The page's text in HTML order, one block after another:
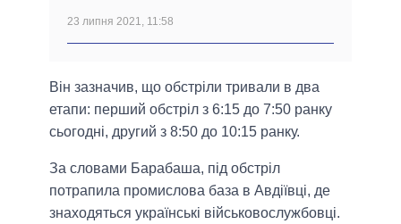
23 липня 2021, 11:58
Він зазначив, що обстріли тривали в два
етапи: перший обстріл з 6:15 до 7:50 ранку
сьогодні, другий з 8:50 до 10:15 ранку.
За словами Барабаша, під обстріл
потрапила промислова база в Авдіївці, де
знаходяться українські військовослужбовці.